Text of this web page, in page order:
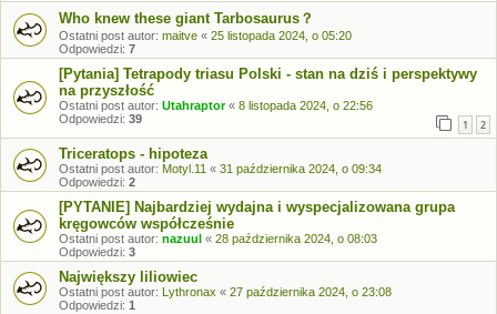
Who knew these giant Tarbosaurus？
Ostatni post autor: maitve « 25 listopada 2024, o 05:20
Odpowiedzi: 7
[Pytania] Tetrapody triasu Polski - stan na dziś i perspektywy
na przyszłość
Ostatni post autor: Utahraptor« 8 listopada 2024, o 22:56
Odpowiedzi: 39 1 2
Triceratops - hipoteza
Ostatni post autor: Motyl.11 « 31 października 2024, o 09:34
Odpowiedzi: 2
[PYTANIE] Najbardziej wydajna i wyspecjalizowana grupa
kręgowców współcześnie
Ostatni post autor: nazuul « 28 października 2024, o 08:03
Odpowiedzi: 3
Największy liliowiec
Ostatni post autor: Lythronax « 27 października 2024, o 23:08
Odpowiedzi: 1